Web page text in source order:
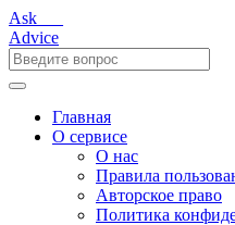
Ask___
Advice
Главная
О сервисе
О нас
Правила
Авторское право
Политика